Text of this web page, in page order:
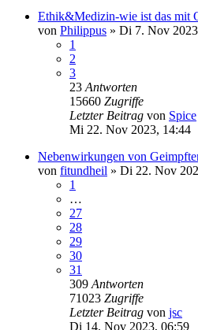
Ethik&Medizin-wie ist das mit
von Philippus » Di 7. Nov
1
2
3
23 Antworten
15660 Zugriffe
Letzter Beitrag von Spice
Mi 22. Nov 2023, 14:44
Nebenwirkungen von
von fitundheil » Di 22. Nov
1
…
27
28
29
30
31
309 Antworten
71023 Zugriffe
Letzter Beitrag von jsc
Di 14. Nov 2023, 06:59